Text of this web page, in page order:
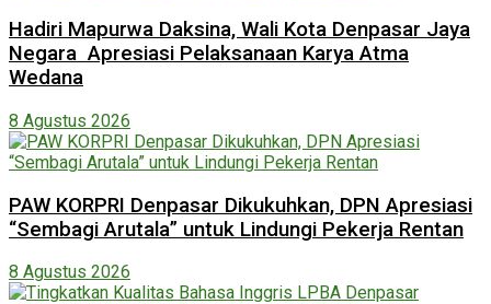
Hadiri Mapurwa Daksina, Wali Kota Denpasar Jaya
Negara Apresiasi Pelaksanaan Karya Atma
Wedana
8 Agustus 2026
PAW KORPRI Denpasar Dikukuhkan, DPN Apresiasi
“Sembagi Arutala” untuk Lindungi Pekerja Rentan
8 Agustus 2026